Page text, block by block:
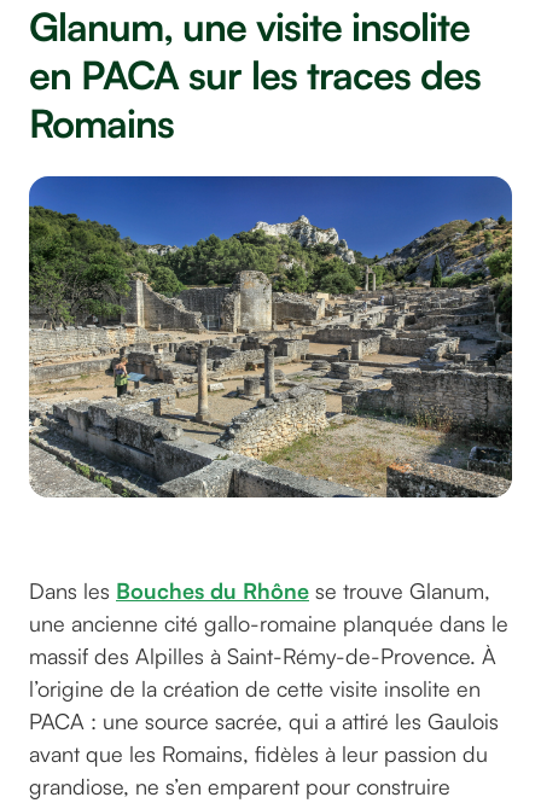
Glanum, une visite insolite
en PACA sur les traces des
Romains
Dans les Bouches du Rhône se trouve Glanum,
une ancienne cité gallo-romaine planquée dans le
massif des Alpilles à Saint-Rémy-de-Provence. À
l’origine de la création de cette visite insolite en
PACA : une source sacrée, qui a attiré les Gaulois
avant que les Romains, fidèles à leur passion du
grandiose, ne s’en emparent pour construire